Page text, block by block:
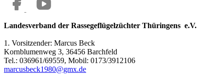
Landesverband der Rassegeflügelzüchter Thüringens e.V.
1. Vorsitzender: Marcus Beck
Kornblumenweg 3, 36456 Barchfeld
Tel.: 036961/69559, Mobil: 0173/3912106
marcusbeck1980@gmx.de